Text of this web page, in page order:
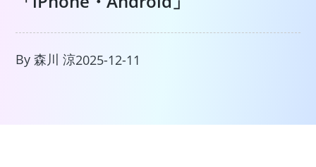
Amazon Music 変換
Youtube Music 変換
Line Music 変換
By 森川 涼2025-12-11